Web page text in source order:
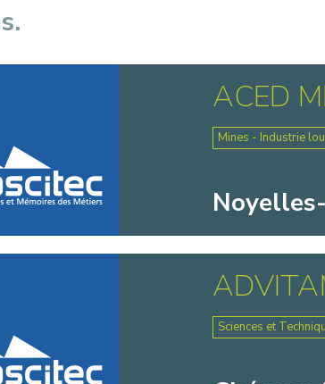
ACED
Mines - Industrie
Sciences et